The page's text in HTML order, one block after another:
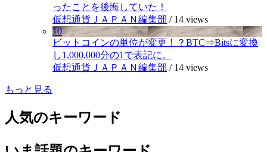
ったことを後悔していた！
仮想通貨ＪＡＰＡＮ編集部 / 14 views
10
ビットコインの単位が変更！？BTC⇒Bitsに変換
し1,000,000分の1で表記に。
仮想通貨ＪＡＰＡＮ編集部 / 14 views
もっと見る
人気のキーワード